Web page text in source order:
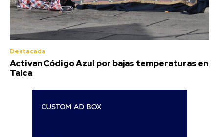
Destacada
Activan Código Azul por bajas temperaturas en
Talca